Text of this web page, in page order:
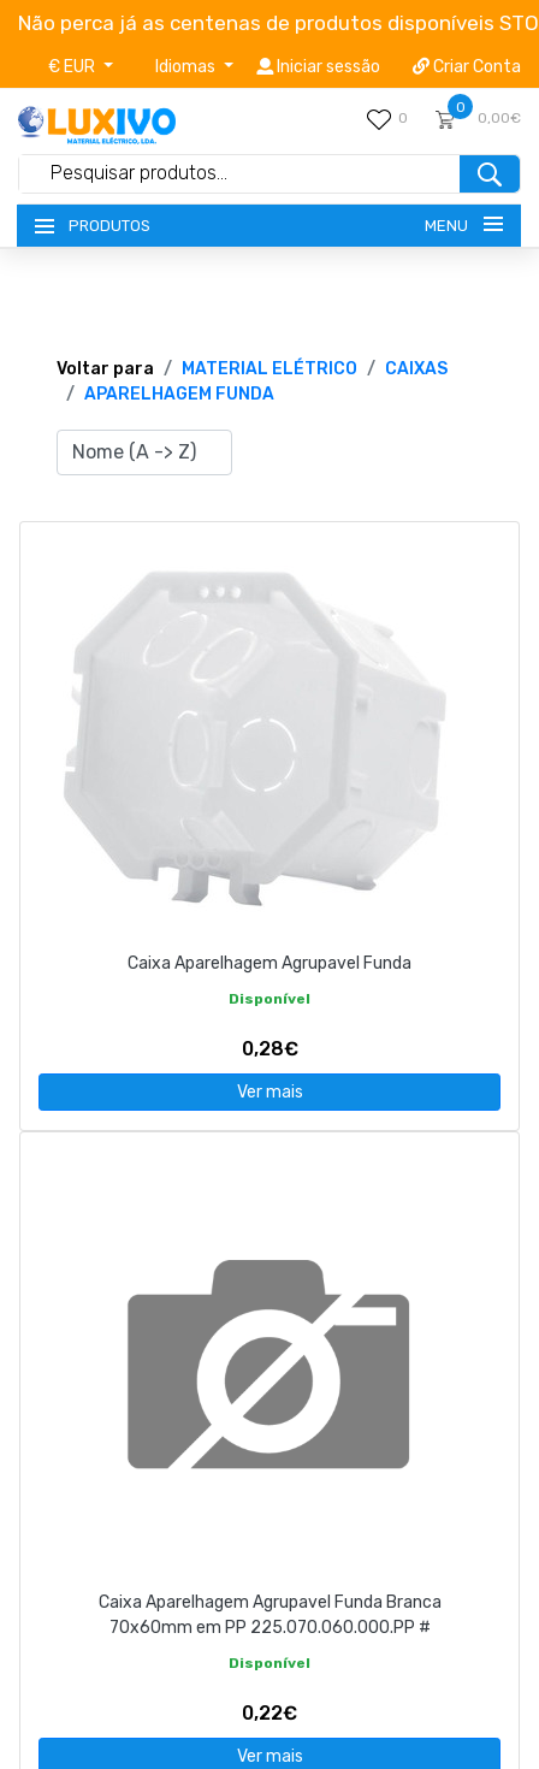
Não perca já as centenas de produtos disponíveis
€ EUR Idiomas Iniciar sessão Criar Conta
0
0
0,00€
PRODUTOS MENU
TERMOS E CONDIÇÕES
CONTACTOS
Voltar para MATERIAL ELÉTRICO
CAIXAS
APARELHAGEM FUNDA
Caixa Aparelhagem Agrupavel Funda
Disponível
0,28€
Ver mais
Caixa Aparelhagem Agrupavel Funda Branca
70x60mm em PP 225.070.060.000.PP #
Disponível
0,22€
Ver mais